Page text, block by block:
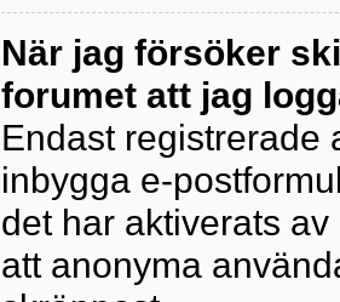
När jag försöker
forumet att jag
Endast registrerade
inbygga e-
det har aktiverats
att anonyma